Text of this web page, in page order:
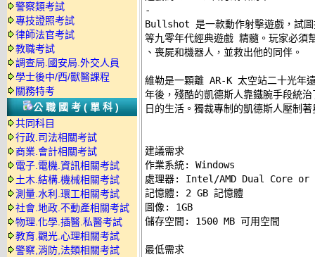
警察類考試
專技證照考試
律師法官考試
教職考試
調查局.國安局.外交人員
學士後中/西/獸醫課程
關務特考
公職國考(單科)
共同科目
行政.司法相關考試
商業.會計相關考試
電子.電機.資訊相關考試
土木.結構.機械相關考試
測量.水利.環工相關考試
社會.地政.不動產相關考試
物理.化學.插醫.私醫考試
教育.觀光.心理相關考試
警察,消防,法類相關考試
-
Bullshot 是一款動作射擊遊戲，試
等九零年代經典遊戲 精髓。玩家必
、喪屍和機器人，並救出他的同伴。
維勒是一顆離 AR-K 太空站二十光年
年後，殘酷的凱德斯人靠鐵腕手段統
日的生活。獨裁專制的凱德斯人壓制
建議需求
作業系統: Windows
處理器: Intel/AMD Dual Core
記憶體: 2 GB 記憶體
圖像: 1GB
儲存空間: 1500 MB 可用空間
最低需求